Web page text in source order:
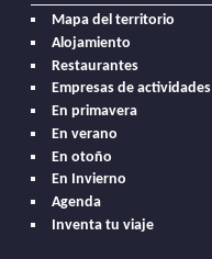
Mapa del territorio
Alojamiento
Restaurantes
Empresas de actividades
En primavera
En verano
En otoño
En Invierno
Agenda
Inventa tu viaje